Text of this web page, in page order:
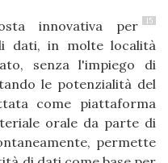
15
innovativa per
dati, in molte località
senza l'impiego di
le potenzialità del
come piattaforma
orale da parte di
permette